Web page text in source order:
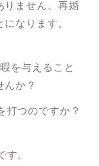
りません。再婚
なります。
を与えること
んか？
つのですか？
。